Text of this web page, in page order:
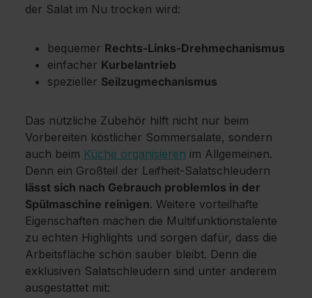
der Salat im Nu trocken wird:
bequemer Rechts-Links-Drehmechanismus
einfacher Kurbelantrieb
spezieller Seilzugmechanismus
Das nützliche Zubehör hilft nicht nur beim
Vorbereiten köstlicher Sommersalate, sondern
auch beim Küche organisieren im Allgemeinen.
Denn ein Großteil der Leifheit-Salatschleudern
lässt sich nach Gebrauch problemlos in der
Spülmaschine reinigen. Weitere vorteilhafte
Eigenschaften machen die Multifunktionstalente
zu echten Highlights und sorgen dafür, dass die
Arbeitsfläche schön sauber bleibt. Denn die
exklusiven Salatschleudern sind unter anderem
ausgestattet mit: